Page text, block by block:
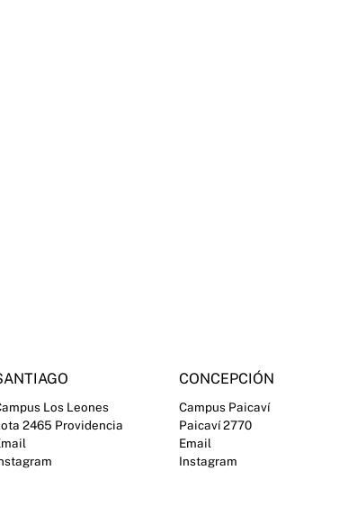
Los Leones
2465 Providencia
CONCEPCIÓN
Campus Paicaví
Paicaví 2770
Email
Instagram